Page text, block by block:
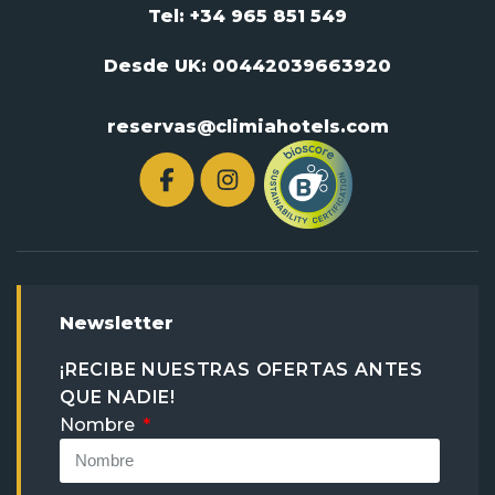
Tel: +34 965 851 549
Desde UK: 00442039663920
reservas@climiahotels.com
Newsletter
¡RECIBE NUESTRAS OFERTAS ANTES
QUE NADIE!
Nombre